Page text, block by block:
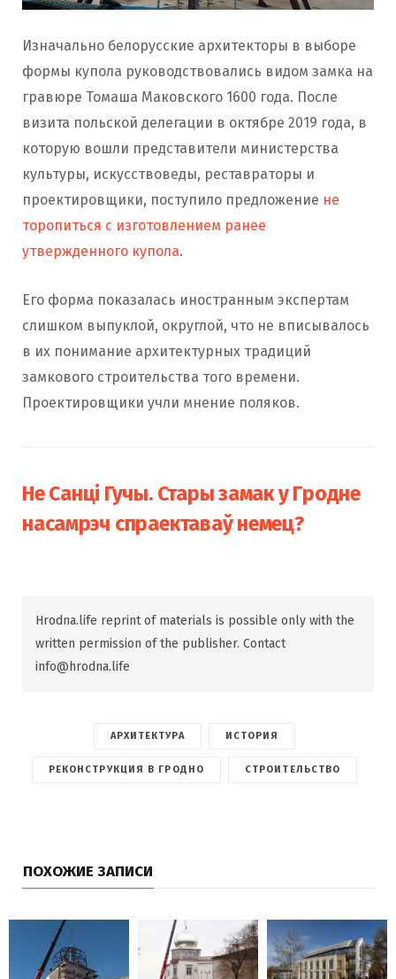
Изначально белорусские архитекторы в выборе
формы купола руководствовались видом замка на
гравюре Томаша Маковского 1600 года. После
визита польской делегации в октябре 2019 года, в
которую вошли представители министерства
культуры, искусствоведы, реставраторы и
проектировщики, поступило предложение не
торопиться с изготовлением ранее
утвержденного купола.
Его форма показалась иностранным экспертам
слишком выпуклой, округлой, что не вписывалось
в их понимание архитектурных традиций
замкового строительства того времени.
Проектировщики учли мнение поляков.
Не Санці Гучы. Стары замак у Гродне
насамрэч спраектаваў немец?
Hrodna.life reprint of materials is possible only with the
written permission of the publisher. Contact
info@hrodna.life
АРХИТЕКТУРА ИСТОРИЯ
РЕКОНСТРУКЦИЯ В ГРОДНО СТРОИТЕЛЬСТВО
ПОХОЖИЕ ЗАПИСИ